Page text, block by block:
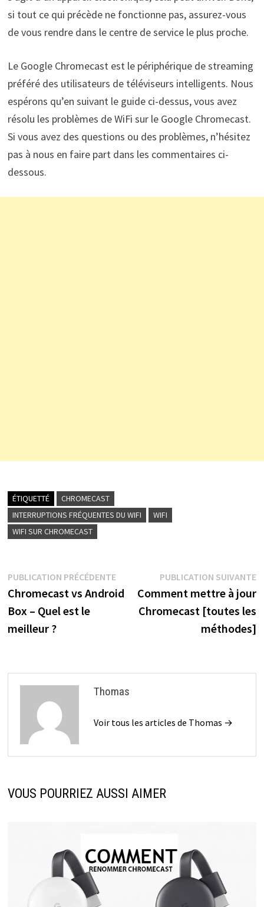
si tout ce qui précède ne fonctionne pas, assurez-vous
de vous rendre dans le centre de service le plus proche.
Le Google Chromecast est le périphérique de streaming
préféré des utilisateurs de téléviseurs intelligents. Nous
espérons qu’en suivant le guide ci-dessus, vous avez
résolu les problèmes de WiFi sur le Google Chromecast.
Si vous avez des questions ou des problèmes, n’hésitez
pas à nous en faire part dans les commentaires ci-
dessous.
ÉTIQUETTÉ
CHROMECAST
INTERRUPTIONS FRÉQUENTES DU WIFI
WIFI
WIFI SUR CHROMECAST
Navigation
de
l’article
PUBLICATION PRÉCÉDENTEPublication
précédente :
Chromecast vs Android
Box – Quel est le
meilleur ?
PUBLICATION SUIVANTE
Comment mettre à jour
Chromecast [toutes les
méthodes]
Thomas
Voir tous les articles de Thomas →
VOUS POURRIEZ AUSSI AIMER